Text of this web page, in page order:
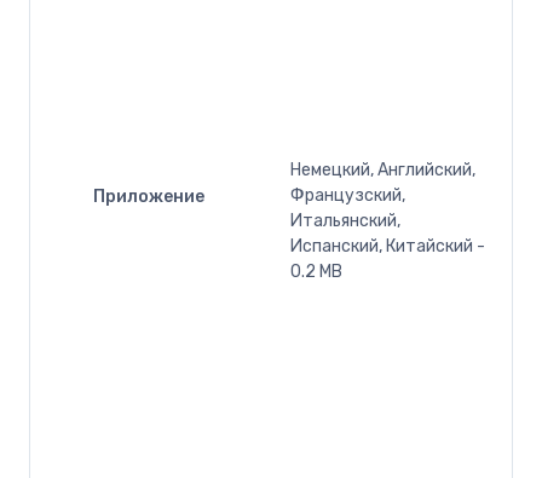
Приложение
Немецкий, Английский,
Французский,
Итальянский,
Испанский, Китайский -
0.2 MB